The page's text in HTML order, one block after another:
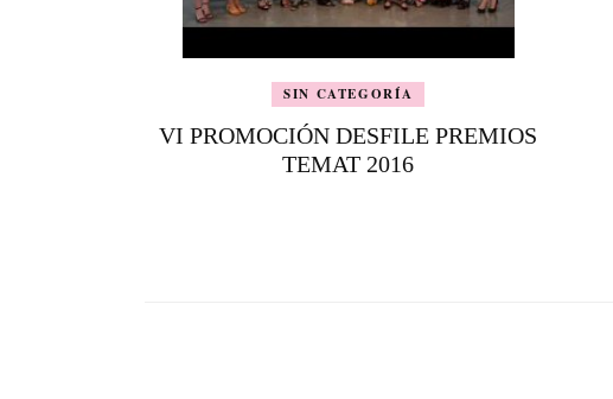
SIN CATEGORÍA
VI PROMOCIÓN DESFILE PREMIOS
TEMAT 2016